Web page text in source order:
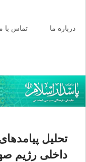
درباره ما تماس با
تحلیل
داخلی رژیم